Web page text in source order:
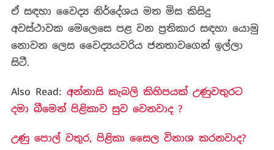
ඒ සඳහා වෛද්‍ය නිර්දේශය මත මිස කිසිදු
අවස්ථාවක මෙලෙසෙ පළ වන ප්‍රතිකාර සඳහා යොමු
නොවන ලෙස වෛද්‍යයවරිය ජනතාවගෙන් ඉල්ලා
සිටී.
Also Read: අන්නාසි කැබලි කිහිපයක් උණුවතුරට
දමා බීමෙන් පිළිකාව සුව වෙනවාද ?
උණු පොල් වතුර, පිළිකා සෛල විනාශ කරනවාද?